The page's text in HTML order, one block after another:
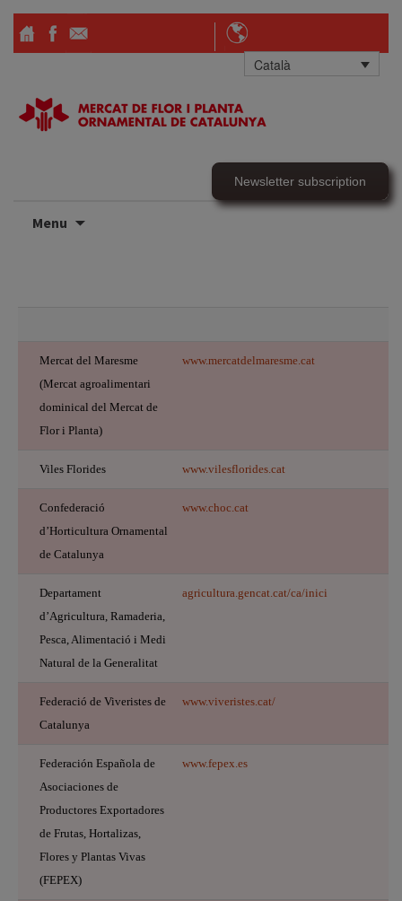
Català
Newsletter subscription
Menu
Mercat del Maresme
(Mercat agroalimentari
dominical del Mercat de
Flor i Planta)
www.mercatdelmaresme.cat
Viles Florides www.vilesflorides.cat
Confederació
d’Horticultura Ornamental
de Catalunya
www.choc.cat
Departament
d’Agricultura, Ramaderia,
Pesca, Alimentació i Medi
Natural de la Generalitat
agricultura.gencat.cat/ca/inici
Federació de Viveristes de
Catalunya
www.viveristes.cat/
Federación Española de
Asociaciones de
Productores Exportadores
de Frutas, Hortalizas,
Flores y Plantas Vivas
(FEPEX)
www.fepex.es